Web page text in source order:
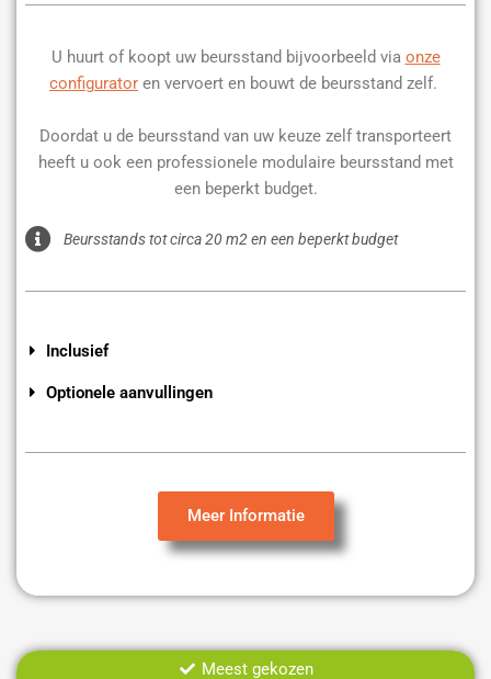
U huurt of koopt uw beursstand bijvoorbeeld via onze
configurator en vervoert en bouwt de beursstand zelf.
Doordat u de beursstand van uw keuze zelf transporteert
heeft u ook een professionele modulaire beursstand met
een beperkt budget.
Beursstands tot circa 20 m2 en een beperkt budget
Inclusief
Optionele aanvullingen
Meer Informatie
Meest gekozen